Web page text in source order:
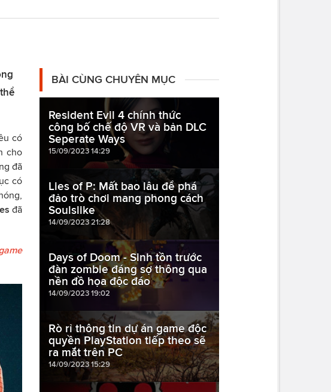
có
cho
đã
có
đã
BÀI CÙNG CHUYÊN MỤC
Resident Evil 4 chính thức
công bố chế độ VR và bản DLC
Seperate Ways
15/09/2023 14:29
Lies of P: Mất bao lâu để phá
đảo trò chơi mang phong cách
Soulslike
14/09/2023 21:28
Days of Doom - Sinh tồn trước
đàn zombie đáng sợ thông qua
nền đồ họa độc đáo
14/09/2023 19:02
Rò rỉ thông tin dự án game độc
quyền PlayStation tiếp theo sẽ
ra mắt trên PC
14/09/2023 15:29